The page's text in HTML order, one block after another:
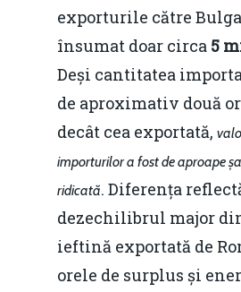
exporturile către
însumat doar circa 5
Deși cantitatea
de aproximativ două
decât cea exportată,
importurilor a fost de aproape
ridicată. Diferența
dezechilibrul major
ieftină exportată de
orele de surplus și